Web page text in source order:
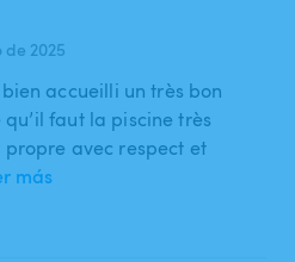
de 2025
accueilli un très bon
faut la piscine très
propre avec respect et
más